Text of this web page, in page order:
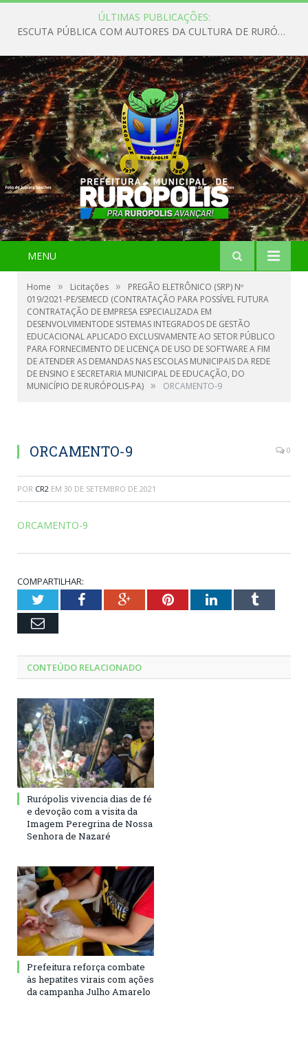
ÚLTIMAS PUBLICAÇÕES:
ESCUTA PÚBLICA COM AUTORES DA CULTURA DE RURÓPOLIS
MENU
Home » Licitações »
PREGÃO ELETRÔNICO (SRP) Nº
019/2021-PE/SEMECD (CONTRATAÇÃO PARA POSSÍVEL FUTURA
CONTRATAÇÃO DE EMPRESA ESPECIALIZADA EM
DESENVOLVIMENTODE SISTEMAS INTEGRADOS DE GESTÃO
EDUCACIONAL APLICADO EXCLUSIVAMENTE AO SETOR PÚBLICO
PARA FORNECIMENTO DE LICENÇA DE USO DE SOFTWARE A FIM
DE ATENDER AS DEMANDAS NAS ESCOLAS MUNICIPAIS DA REDE
DE ENSINO E SECRETARIA MUNICIPAL DE EDUCAÇÃO, DO
MUNICÍPIO DE RURÓPOLIS-PA) » ORCAMENTO-9
ORCAMENTO-9 0
POR CR2 EM 30 DE SETEMBRO DE 2021
ORCAMENTO-9
COMPARTILHAR:
TwitterFacebookGoogle+PinterestLinkedInTumblr
Email
CONTEÚDO RELACIONADO
Rurópolis vivencia dias de fé
e devoção com a visita da
Imagem Peregrina de Nossa
Senhora de Nazaré
Prefeitura reforça combate
às hepatites virais com ações
da campanha Julho Amarelo